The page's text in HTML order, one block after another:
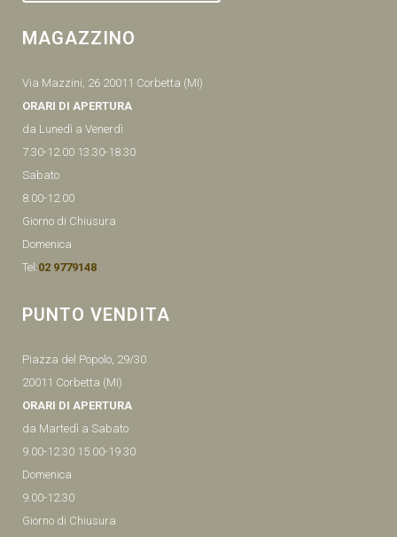
MAGAZZINO
Via Mazzini, 26 20011 Corbetta (MI)
ORARI DI APERTURA
da Lunedì a Venerdì
7.30-12.00 13.30-18.30
Sabato
8.00-12.00
Giorno di Chiusura
Domenica
Tel:02 9779148
PUNTO VENDITA
Piazza del Popolo, 29/30
20011 Corbetta (MI)
ORARI DI APERTURA
da Martedì a Sabato
9.00-12.30 15.00-19.30
Domenica
9.00-12.30
Giorno di Chiusura